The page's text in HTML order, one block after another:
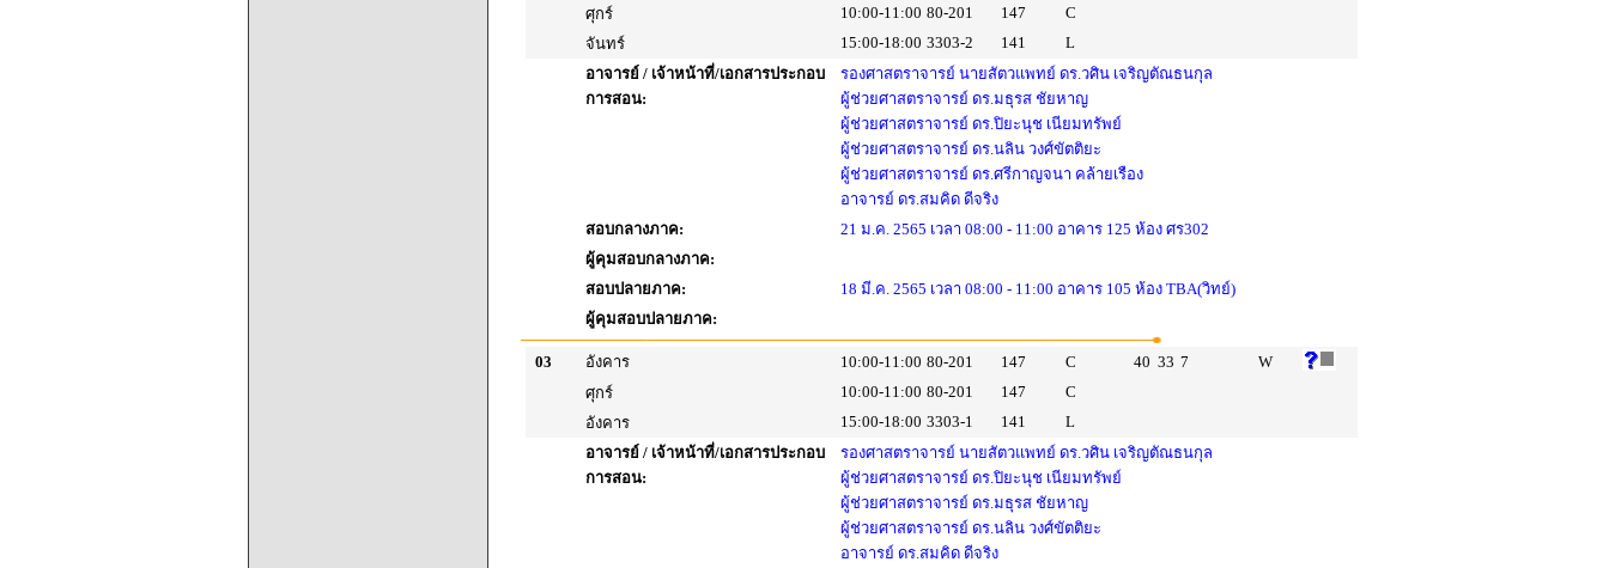
ศุกร์ 10:00-11:00 80-201 147
C
จันทร์
15:00-18:00 3303-2 141
L
อาจารย์ / เจ้าหน้าที่/เอกสารประกอบ
การสอน:
รองศาสตราจารย์ นายสัตวแพทย์ ดร.วศิน เจริญตัณธนกุล
ผู้ช่วยศาสตราจารย์ ดร.มธุรส ชัยหาญ
ผู้ช่วยศาสตราจารย์ ดร.ปิยะนุช เนียมทรัพย์
ผู้ช่วยศาสตราจารย์ ดร.นลิน วงศ์ขัตติยะ
ผู้ช่วยศาสตราจารย์ ดร.ศรีกาญจนา คล้ายเรือง
อาจารย์ ดร.สมคิด ดีจริง
สอบกลางภาค:
21 ม.ค. 2565 เวลา 08:00 - 11:00 อาคาร 125 ห้อง ศร302
ผู้คุมสอบกลางภาค:
สอบปลายภาค:
18 มี.ค. 2565 เวลา 08:00 - 11:00 อาคาร 105 ห้อง TBA(วิทย์)
ผู้คุมสอบปลายภาค:
03 อังคาร 10:00-11:00 80-201 147 C 40 33 7
W
ศุกร์
10:00-11:00 80-201 147
C
อังคาร
15:00-18:00 3303-1 141
L
อาจารย์ / เจ้าหน้าที่/เอกสารประกอบ
การสอน:
รองศาสตราจารย์ นายสัตวแพทย์ ดร.วศิน เจริญตัณธนกุล
ผู้ช่วยศาสตราจารย์ ดร.ปิยะนุช เนียมทรัพย์
ผู้ช่วยศาสตราจารย์ ดร.มธุรส ชัยหาญ
ผู้ช่วยศาสตราจารย์ ดร.นลิน วงศ์ขัตติยะ
อาจารย์ ดร.สมคิด ดีจริง